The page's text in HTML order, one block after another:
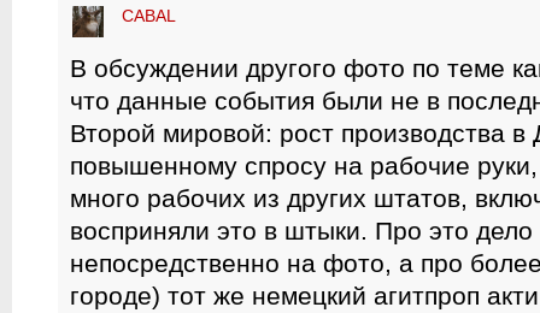
CABAL
В обсуждении другого фото по теме
что данные события были не в
Второй мировой: рост производства в
повышенному спросу на рабочие руки,
много рабочих из других штатов,
восприняли это в штыки. Про это
непосредственно на фото, а про
городе) тот же немецкий агитпроп